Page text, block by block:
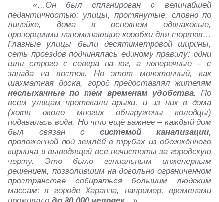
«…Он был спланирован с величайшей
педантичностью: улицы, протянутые, словно по
линейке, дома в основном одинаковые,
пропорциями напоминающие коробки для тортов…
Главные улицы были десятиметровой ширины,
сеть проездов подчинялась единому правилу: одни
шли строго с севера на юг, а поперечные – с
запада на восток. Но этот монотонный, как
шахматная доска, город предоставлял жителям
неслыханные по тем временам удобства. По
всем улицам протекали арыки, и из них в дома
(хотя около многих обнаружены колодцы)
подавалась вода. Но что ещё важнее – каждый дом
был связан с системой канализации,
проложенной под землёй в трубах из обожжённого
кирпича и выводящей все нечистоты за городскую
черту. Это было гениальным инженерным
решением, позволившим на довольно ограниченном
пространстве собираться большим людским
массам: в городе Хараппа, например, временами